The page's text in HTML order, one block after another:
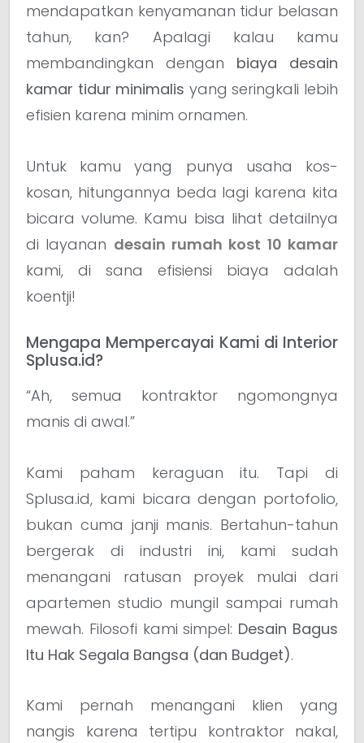
mendapatkan kenyamanan tidur belasan
tahun, kan? Apalagi kalau kamu
membandingkan dengan biaya desain
kamar tidur minimalis yang seringkali lebih
efisien karena minim ornamen.
Untuk kamu yang punya usaha kos-
kosan, hitungannya beda lagi karena kita
bicara volume. Kamu bisa lihat detailnya
di layanan desain rumah kost 10 kamar
kami, di sana efisiensi biaya adalah
koentji!
Mengapa Mempercayai Kami di Interior
Splusa.id?
“Ah, semua kontraktor ngomongnya
manis di awal.”
Kami paham keraguan itu. Tapi di
Splusa.id, kami bicara dengan portofolio,
bukan cuma janji manis. Bertahun-tahun
bergerak di industri ini, kami sudah
menangani ratusan proyek mulai dari
apartemen studio mungil sampai rumah
mewah. Filosofi kami simpel: Desain Bagus
Itu Hak Segala Bangsa (dan Budget).
Kami pernah menangani klien yang
nangis karena tertipu kontraktor nakal,